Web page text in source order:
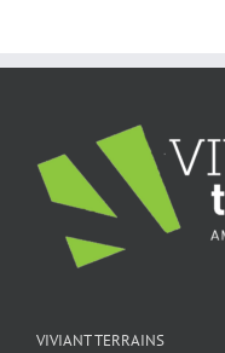
VIVIANT TERRAINS